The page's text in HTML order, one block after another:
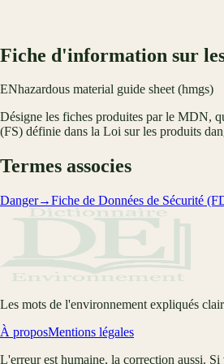
Fiche d'information sur
ENhazardous material guide sheet (hmgs)
Désigne les fiches produites par le MDN,
(FS) définie dans la Loi sur les produits
Termes associes
Danger→Fiche de Données de Sécurité
Les mots de l'environnement expliqués
À proposMentions légales
L'erreur est humaine, la correction aussi.